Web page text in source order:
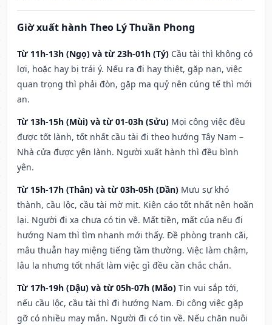
Giờ xuất hành Theo Lý Thuần Phong
Từ 11h-13h (Ngọ) và từ 23h-01h (Tý) Cầu tài thì không có
lợi, hoặc hay bị trái ý. Nếu ra đi hay thiệt, gặp nạn, việc
quan trọng thì phải đòn, gặp ma quỷ nên cúng tế thì mới
an.
Từ 13h-15h (Mùi) và từ 01-03h (Sửu) Mọi công việc đều
được tốt lành, tốt nhất cầu tài đi theo hướng Tây Nam –
Nhà cửa được yên lành. Người xuất hành thì đều bình
yên.
Từ 15h-17h (Thân) và từ 03h-05h (Dần) Mưu sự khó
thành, cầu lộc, cầu tài mờ mịt. Kiện cáo tốt nhất nên hoãn
lại. Người đi xa chưa có tin về. Mất tiền, mất của nếu đi
hướng Nam thì tìm nhanh mới thấy. Đề phòng tranh cãi,
mâu thuẫn hay miệng tiếng tầm thường. Việc làm chậm,
lâu la nhưng tốt nhất làm việc gì đều cần chắc chắn.
Từ 17h-19h (Dậu) và từ 05h-07h (Mão) Tin vui sắp tới,
nếu cầu lộc, cầu tài thì đi hướng Nam. Đi công việc gặp
gỡ có nhiều may mắn. Người đi có tin về. Nếu chăn nuôi